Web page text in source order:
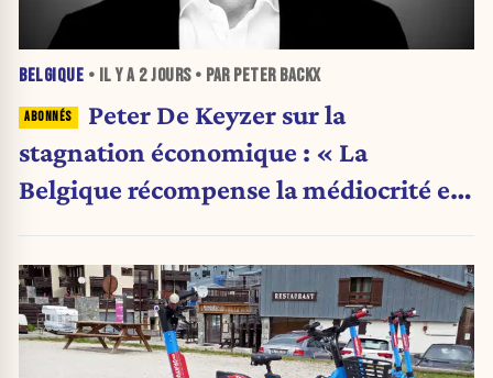
BELGIQUE • IL Y A 2 JOURS• PAR PETER BACKX
Peter De Keyzer sur la
stagnation économique : « La
Belgique récompense la médiocrité et